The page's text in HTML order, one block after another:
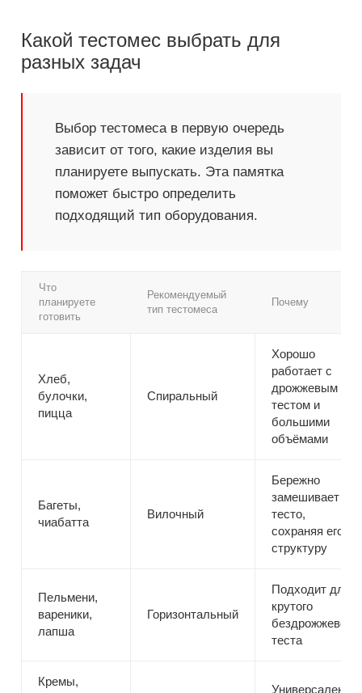
Какой тестомес выбрать для
разных задач
Выбор тестомеса в первую очередь
зависит от того, какие изделия вы
планируете выпускать. Эта памятка
поможет быстро определить
подходящий тип оборудования.
Что
планируете
готовить
Рекомендуемый
тип тестомеса
Почему
Хлеб,
булочки,
пицца
Спиральный
Хорошо
работает с
дрожжевым
тестом и
большими
объёмами
Багеты,
чиабатта
Вилочный
Бережно
замешивает
тесто,
сохраняя его
структуру
Пельмени,
вареники,
лапша
Горизонтальный
Подходит для
крутого
бездрожжевого
теста
Кремы,
Универсален